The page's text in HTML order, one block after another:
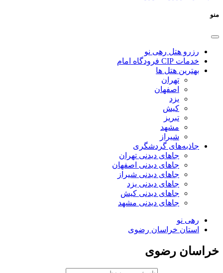
منو
رزرو هتل رهی نو
خدمات CIP فرودگاه امام
بهترین هتل ها
تهران
اصفهان
یزد
کیش
تبریز
مشهد
شیراز
جاذبه‌های گردشگری
جاهای دیدنی تهران
جاهای دیدنی اصفهان
جاهای دیدنی شیراز
جاهای دیدنی یزد
جاهای دیدنی کیش
جاهای دیدنی مشهد
رهی نو
استان خراسان رضوی
خراسان رضوی